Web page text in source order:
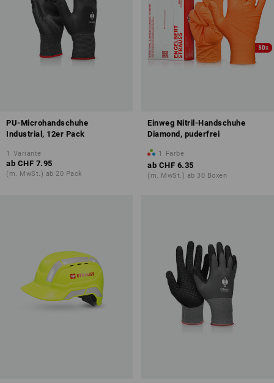
PU-Microhandschuhe
Industrial, 12er Pack
1 Variante
ab CHF 7.95
(m. MwSt.) ab 20 Pack
Einweg Nitril-Handschuhe
Diamond, puderfrei
1 Farbe
ab CHF 6.35
(m. MwSt.) ab 30 Boxen